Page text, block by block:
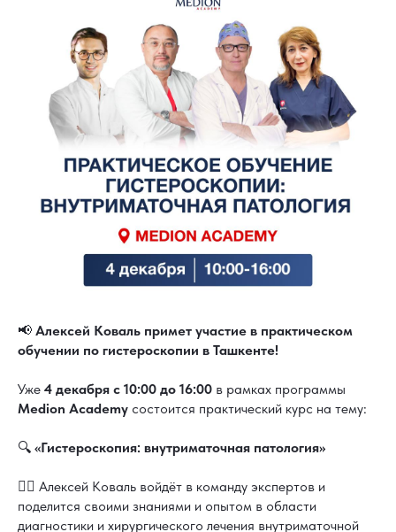
📢 Алексей Коваль примет участие в практическом
обучении по гистероскопии в Ташкенте!
Уже 4 декабря с 10:00 до 16:00 в рамках программы
Medion Academy состоится практический курс на тему:
🔍 «Гистероскопия: внутриматочная патология»
🧑‍⚕️ Алексей Коваль войдёт в команду экспертов и
поделится своими знаниями и опытом в области
диагностики и хирургического лечения внутриматочной